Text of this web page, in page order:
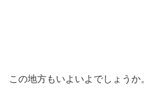
この地方もいよいよでしょうか。